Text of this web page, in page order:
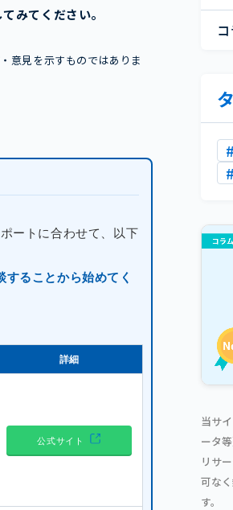
みてください。
意見を示すものではありま
ートに合わせて、以下
ることから始めてく
詳細
公式サイト
当サ
ータ
リサ
可な
す。